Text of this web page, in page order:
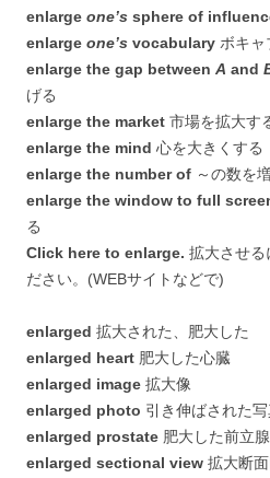
enlarge one’s sphere of
enlarge one’s vocabulary ボキャ
enlarge the gap between A and
げる
enlarge the market 市場を拡大す
enlarge the mind 心を大きくする
enlarge the number of ～の数を
enlarge the window to full
る
Click here to enlarge. 拡大させる
ださい。(WEBサイトなどで)
enlarged 拡大された、肥大した
enlarged heart 肥大した心臓
enlarged image 拡大像
enlarged photo 引き伸ばされた
enlarged prostate 肥大した前立腺
enlarged sectional view 拡大断面